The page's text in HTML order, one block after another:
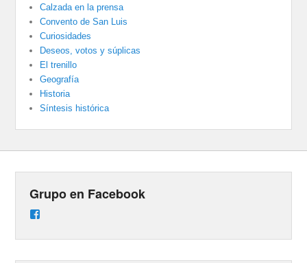
Calzada en la prensa
Convento de San Luis
Curiosidades
Deseos, votos y súplicas
El trenillo
Geografía
Historia
Síntesis histórica
Grupo en Facebook
en